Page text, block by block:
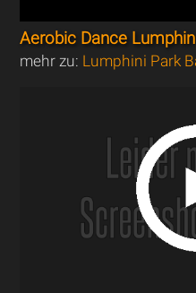
Aerobic Dance
mehr zu: Lumphini Park